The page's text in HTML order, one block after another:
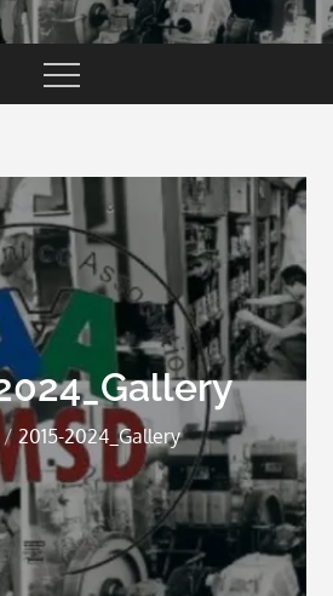
2015-2024_Gallery